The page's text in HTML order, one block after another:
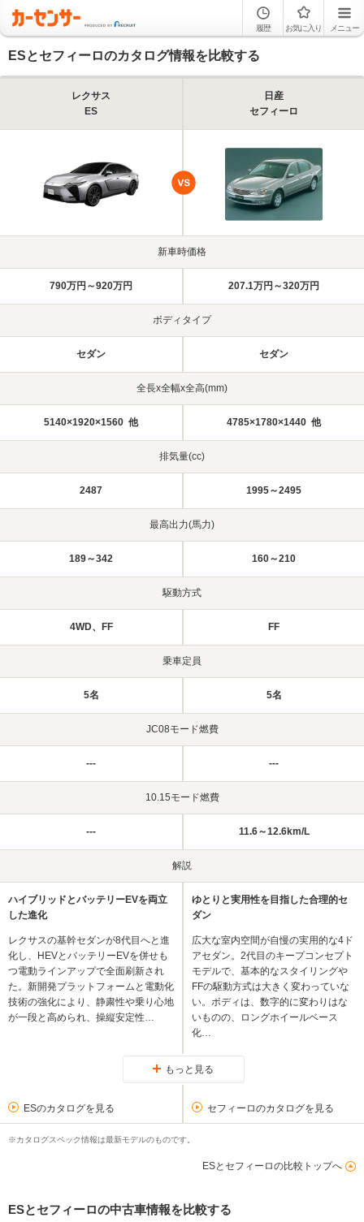
履歴 お気に入り メニュー
ESとセフィーロのカタログ情報を比較する
レクサス
ES
日産
セフィーロ
新車時価格
790万円～920万円 207.1万円～320万円
ボディタイプ
セダン セダン
全長x全幅x全高(mm)
5140×1920×1560 他 4785×1780×1440 他
排気量(cc)
2487 1995～2495
最高出力(馬力)
189～342 160～210
駆動方式
4WD、FF FF
乗車定員
5名 5名
JC08モード燃費
--- ---
10.15モード燃費
--- 11.6～12.6km/L
解説
ハイブリッドとバッテリーEVを両立
した進化
レクサスの基幹セダンが8代目へと進
化し、HEVとバッテリーEVを併せも
つ電動ラインアップで全面刷新され
た。新開発プラットフォームと電動化
技術の強化により、静粛性や乗り心地
が一段と高められ、操縦安定性…
ゆとりと実用性を目指した合理的セ
ダン
広大な室内空間が自慢の実用的な4ド
アセダン。2代目のキープコンセプト
モデルで、基本的なスタイリングや
FFの駆動方式は大きく変わっていな
い。ボディは、数字的に変わりはな
いものの、ロングホイールベース
化…
もっと見る
ESのカタログを見る セフィーロのカタログを見る
※カタログスペック情報は最新モデルのものです。
ESとセフィーロの比較トップへ
ESとセフィーロの中古車情報を比較する